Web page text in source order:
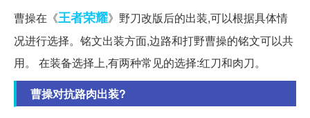
曹操在《王者荣耀》野刀改版后的出装,可以根据具体情
况进行选择。铭文出装方面,边路和打野曹操的铭文可以共
用。 在装备选择上,有两种常见的选择:红刀和肉刀。
曹操对抗路肉出装?